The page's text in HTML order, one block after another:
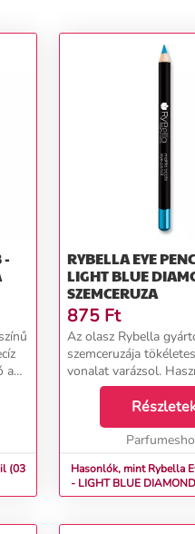
-
a
(03
RYBELLA EYE
LIGHT BLUE
SZEMCERUZA
875 Ft
Az olasz Rybella
szemceruzája
vonalat varázsol.
szemen belül és a
mindig garantálja az
hatást és hipnotikus
Hasonlók, mint Rybella
- LIGHT BLUE
Szemceruza